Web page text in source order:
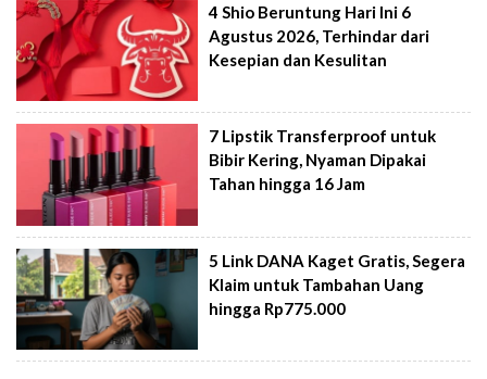
4 Shio Beruntung Hari Ini 6
Agustus 2026, Terhindar dari
Kesepian dan Kesulitan
7 Lipstik Transferproof untuk
Bibir Kering, Nyaman Dipakai
Tahan hingga 16 Jam
5 Link DANA Kaget Gratis, Segera
Klaim untuk Tambahan Uang
hingga Rp775.000